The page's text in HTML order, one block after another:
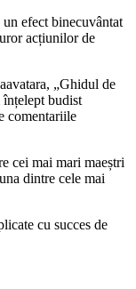
un efect binecuvântat
acțiunilor de
„Ghidul de
budist
comentariile
cei mai mari maeștri
dintre cele mai
cu succes de